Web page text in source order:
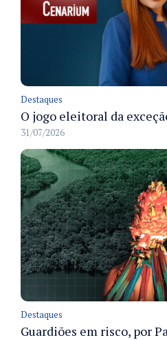
Destaques
O jogo eleitoral da
31/07/2026
Destaques
Guardiões em risco, por